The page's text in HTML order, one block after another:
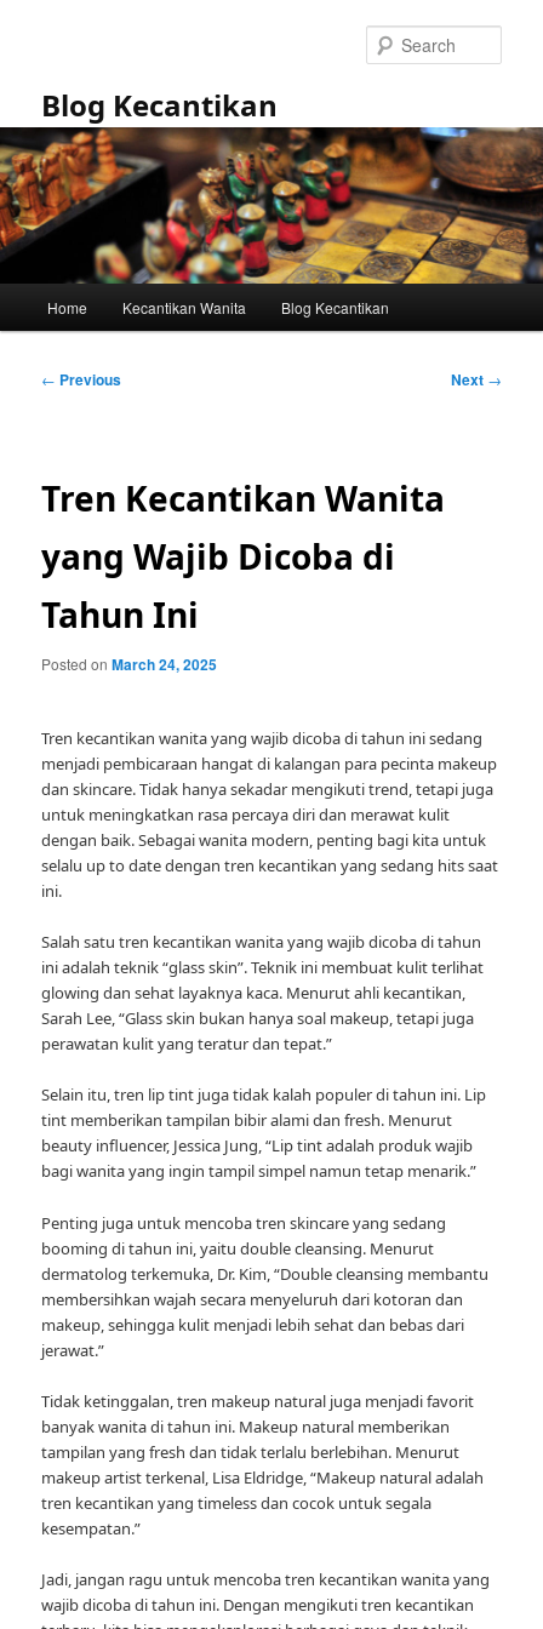
Blog Kecantikan
Home Kecantikan Wanita Blog Kecantikan
Post
← Previous Next →
Tren Kecantikan Wanita
yang Wajib Dicoba di
Tahun Ini
Posted onMarch 24, 2025
Tren kecantikan wanita yang wajib dicoba di tahun ini sedang
menjadi pembicaraan hangat di kalangan para pecinta makeup
dan skincare. Tidak hanya sekadar mengikuti trend, tetapi juga
untuk meningkatkan rasa percaya diri dan merawat kulit
dengan baik. Sebagai wanita modern, penting bagi kita untuk
selalu up to date dengan tren kecantikan yang sedang hits saat
ini.
Salah satu tren kecantikan wanita yang wajib dicoba di tahun
ini adalah teknik “glass skin”. Teknik ini membuat kulit terlihat
glowing dan sehat layaknya kaca. Menurut ahli kecantikan,
Sarah Lee, “Glass skin bukan hanya soal makeup, tetapi juga
perawatan kulit yang teratur dan tepat.”
Selain itu, tren lip tint juga tidak kalah populer di tahun ini. Lip
tint memberikan tampilan bibir alami dan fresh. Menurut
beauty influencer, Jessica Jung, “Lip tint adalah produk wajib
bagi wanita yang ingin tampil simpel namun tetap menarik.”
Penting juga untuk mencoba tren skincare yang sedang
booming di tahun ini, yaitu double cleansing. Menurut
dermatolog terkemuka, Dr. Kim, “Double cleansing membantu
membersihkan wajah secara menyeluruh dari kotoran dan
makeup, sehingga kulit menjadi lebih sehat dan bebas dari
jerawat.”
Tidak ketinggalan, tren makeup natural juga menjadi favorit
banyak wanita di tahun ini. Makeup natural memberikan
tampilan yang fresh dan tidak terlalu berlebihan. Menurut
makeup artist terkenal, Lisa Eldridge, “Makeup natural adalah
tren kecantikan yang timeless dan cocok untuk segala
kesempatan.”
Jadi, jangan ragu untuk mencoba tren kecantikan wanita yang
wajib dicoba di tahun ini. Dengan mengikuti tren kecantikan